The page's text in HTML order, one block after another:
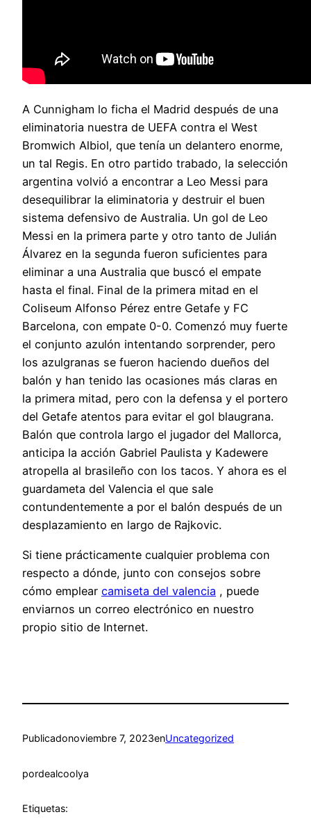
A Cunnigham lo ficha el Madrid después de una
eliminatoria nuestra de UEFA contra el West
Bromwich Albiol, que tenía un delantero enorme,
un tal Regis. En otro partido trabado, la selección
argentina volvió a encontrar a Leo Messi para
desequilibrar la eliminatoria y destruir el buen
sistema defensivo de Australia. Un gol de Leo
Messi en la primera parte y otro tanto de Julián
Álvarez en la segunda fueron suficientes para
eliminar a una Australia que buscó el empate
hasta el final. Final de la primera mitad en el
Coliseum Alfonso Pérez entre Getafe y FC
Barcelona, con empate 0-0. Comenzó muy fuerte
el conjunto azulón intentando sorprender, pero
los azulgranas se fueron haciendo dueños del
balón y han tenido las ocasiones más claras en
la primera mitad, pero con la defensa y el portero
del Getafe atentos para evitar el gol blaugrana.
Balón que controla largo el jugador del Mallorca,
anticipa la acción Gabriel Paulista y Kadewere
atropella al brasileño con los tacos. Y ahora es el
guardameta del Valencia el que sale
contundentemente a por el balón después de un
desplazamiento en largo de Rajkovic.
Si tiene prácticamente cualquier problema con
respecto a dónde, junto con consejos sobre
cómo emplear camiseta del valencia , puede
enviarnos un correo electrónico en nuestro
propio sitio de Internet.
Publicadonoviembre 7, 2023enUncategorized
pordealcoolya
Etiquetas: